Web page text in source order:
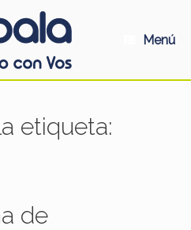
Menú
etiqueta:
de